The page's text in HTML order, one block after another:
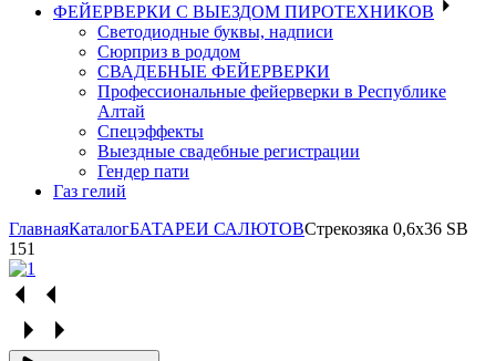
ФЕЙЕРВЕРКИ С ВЫЕЗДОМ ПИРОТЕХНИКОВ
Светодиодные буквы, надписи
Сюрприз в роддом
СВАДЕБНЫЕ ФЕЙЕРВЕРКИ
Профессиональные фейерверки в Республике
Алтай
Спецэффекты
Выездные свадебные регистрации
Гендер пати
Газ гелий
ГлавнаяКаталогБАТАРЕИ САЛЮТОВСтрекозяка 0,6х36 SВ
151